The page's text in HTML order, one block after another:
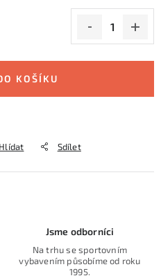
KOŠÍKU
Hlídat Sdílet
Jsme odborníci
Na trhu se sportovním
vybavením působíme od roku
1995.